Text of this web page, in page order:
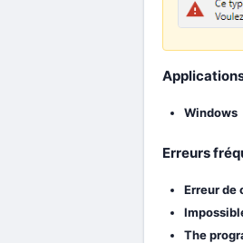
Windows
Erreurs
Erreur de
The